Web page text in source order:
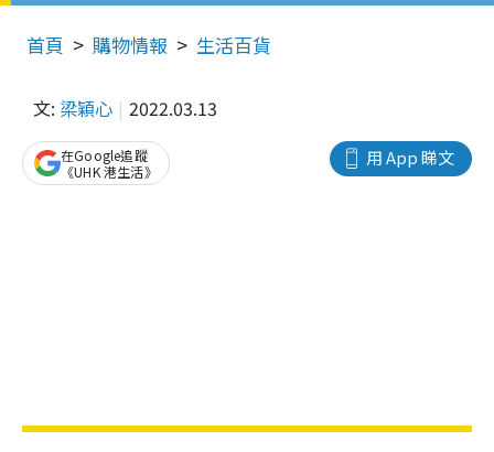
首頁 購物情報 生活百貨
文: 梁穎心 2022.03.13
用 App 睇文
在Google追蹤
《UHK 港生活》